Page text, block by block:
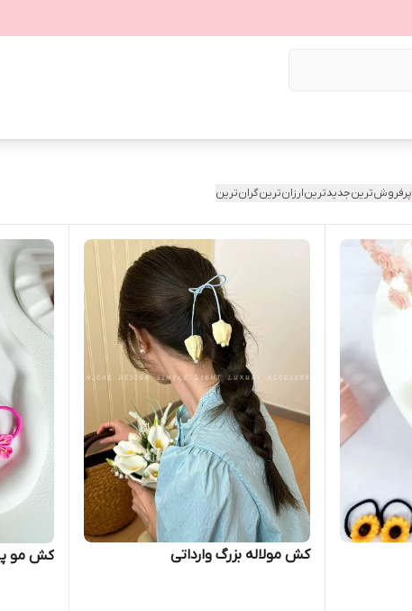
پرفروش‌ترینجدیدترینارزان‌ترینگران‌ترین
کش مولاله بزرگ وارداتی کش مو